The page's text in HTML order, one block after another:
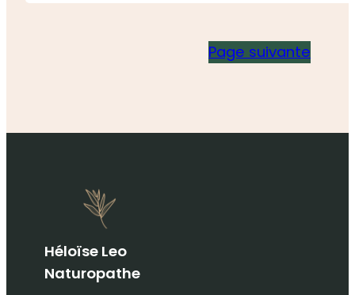
Page suivante
Héloïse Leo
Naturopathe